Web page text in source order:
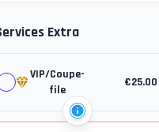
Extra
VIP/Coupe-
file
€25.00